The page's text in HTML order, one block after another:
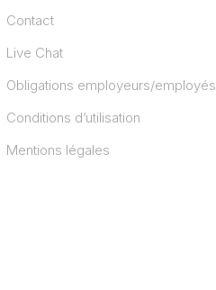
Contact
Live Chat
Obligations employeurs/employés
Conditions d’utilisation
Mentions légales